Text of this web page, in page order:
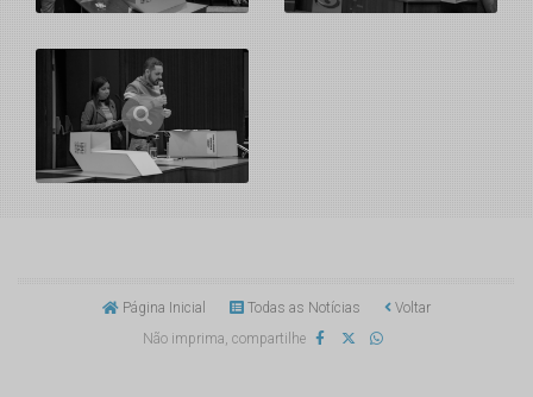
Página Inicial Todas as Notícias
Voltar
Não imprima, compartilhe